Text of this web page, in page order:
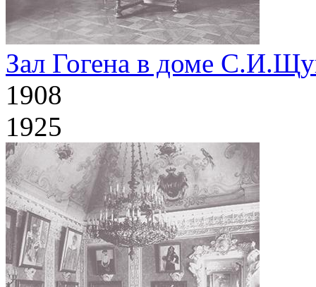
Зал Гогена в доме
1908
1925